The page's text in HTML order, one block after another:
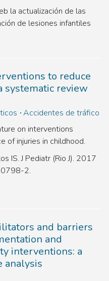
la actualización de las
de lesiones infantiles
to reduce
systematic review
Accidentes de tráfico
on interventions
of injuries in childhood.
IS. J Pediatr (Rio J). 2017
2.
and barriers
and
interventions: a
analysis